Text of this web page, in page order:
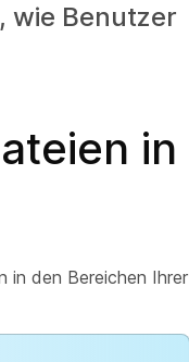
wie Benutzer
in
in den Bereichen Ihrer